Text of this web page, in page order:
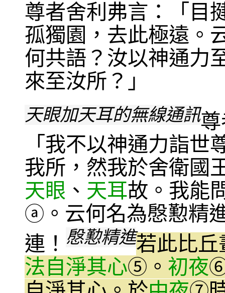
尊者舍利弗言：「目
孤獨園，去此極遠。
何共語？汝以神通力
來至汝所？」
天眼加天耳的無線通訊
「我不以神通力詣
我所，然我於舍衛國
天眼 、 天耳故。我能
ⓐ 。云何名為慇懃精
連！ 慇懃精進若此比丘
法自淨其心⑤ 。 初夜